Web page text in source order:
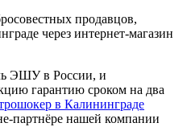
продавцов,
через интернет-магазин
ЭШУ в России, и
гарантию сроком на два
в Калининграде
партнёре нашей компании